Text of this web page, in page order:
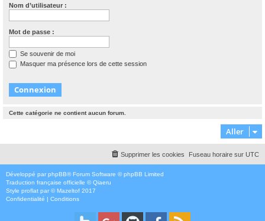
Nom d’utilisateur :
Mot de passe :
Se souvenir de moi
Masquer ma présence lors de cette session
Cette catégorie ne contient aucun forum.
Aller
Fuseau horaire sur UTC
Supprimer les cookies
Développé par phpBB® Forum Software © phpBB Limited
Traduction française officielle ©Qiaeru
Style proflat par ©Mazeltof 2017
Confidentialité | Conditions